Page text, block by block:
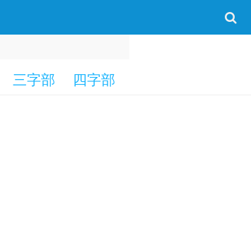
三字部 四字部